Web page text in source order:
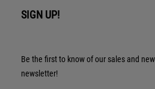
SIGN UP!
Be the first to know of our sales and
newsletter!